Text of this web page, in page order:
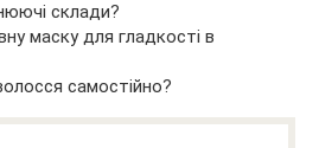
склади?
маску для гладкості в
самостійно?